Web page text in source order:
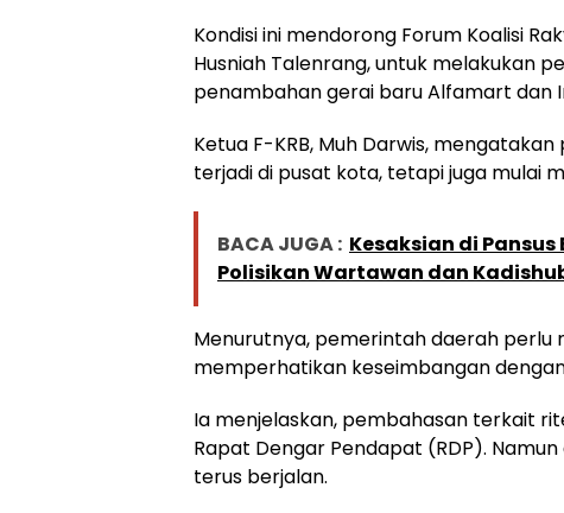
Kondisi ini mendorong Forum Koalisi
Husniah Talenrang, untuk melakukan
penambahan gerai baru Alfamart dan
Ketua F-KRB, Muh Darwis,
terjadi di pusat kota, tetapi juga mulai
BACA JUGA : Kesaksian di
Polisikan Wartawan dan
Menurutnya, pemerintah daerah
memperhatikan keseimbangan
Ia menjelaskan, pembahasan terkait
Rapat Dengar Pendapat (RDP).
terus berjalan.